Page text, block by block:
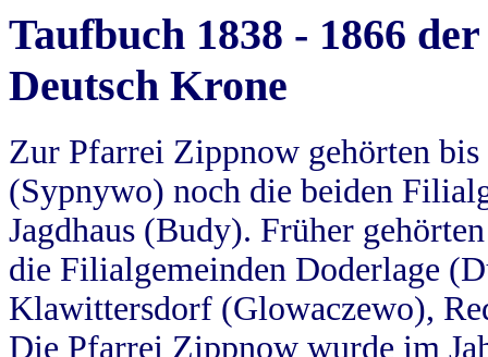
Taufbuch 1838 - 1866
Deutsch Krone
Zur Pfarrei Zippnow gehörten
(Sypnywo) noch die beiden
Jagdhaus (Budy). Früher
die Filialgemeinden Doderlage
Klawittersdorf (Glowaczewo),
Die Pfarrei Zippnow wurde im